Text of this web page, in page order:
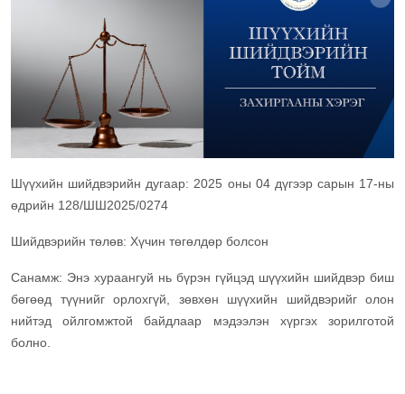
Шүүхийн шийдвэрийн дугаар: 2025 оны 04 дүгээр сарын 17-ны
өдрийн 128/ШШ2025/0274
Шийдвэрийн төлөв: Хүчин төгөлдөр болсон
Санамж: Энэ хураангуй нь бүрэн гүйцэд шүүхийн шийдвэр биш
бөгөөд түүнийг орлохгүй, зөвхөн шүүхийн шийдвэрийг олон
нийтэд ойлгомжтой байдлаар мэдээлэн хүргэх зорилготой
болно.